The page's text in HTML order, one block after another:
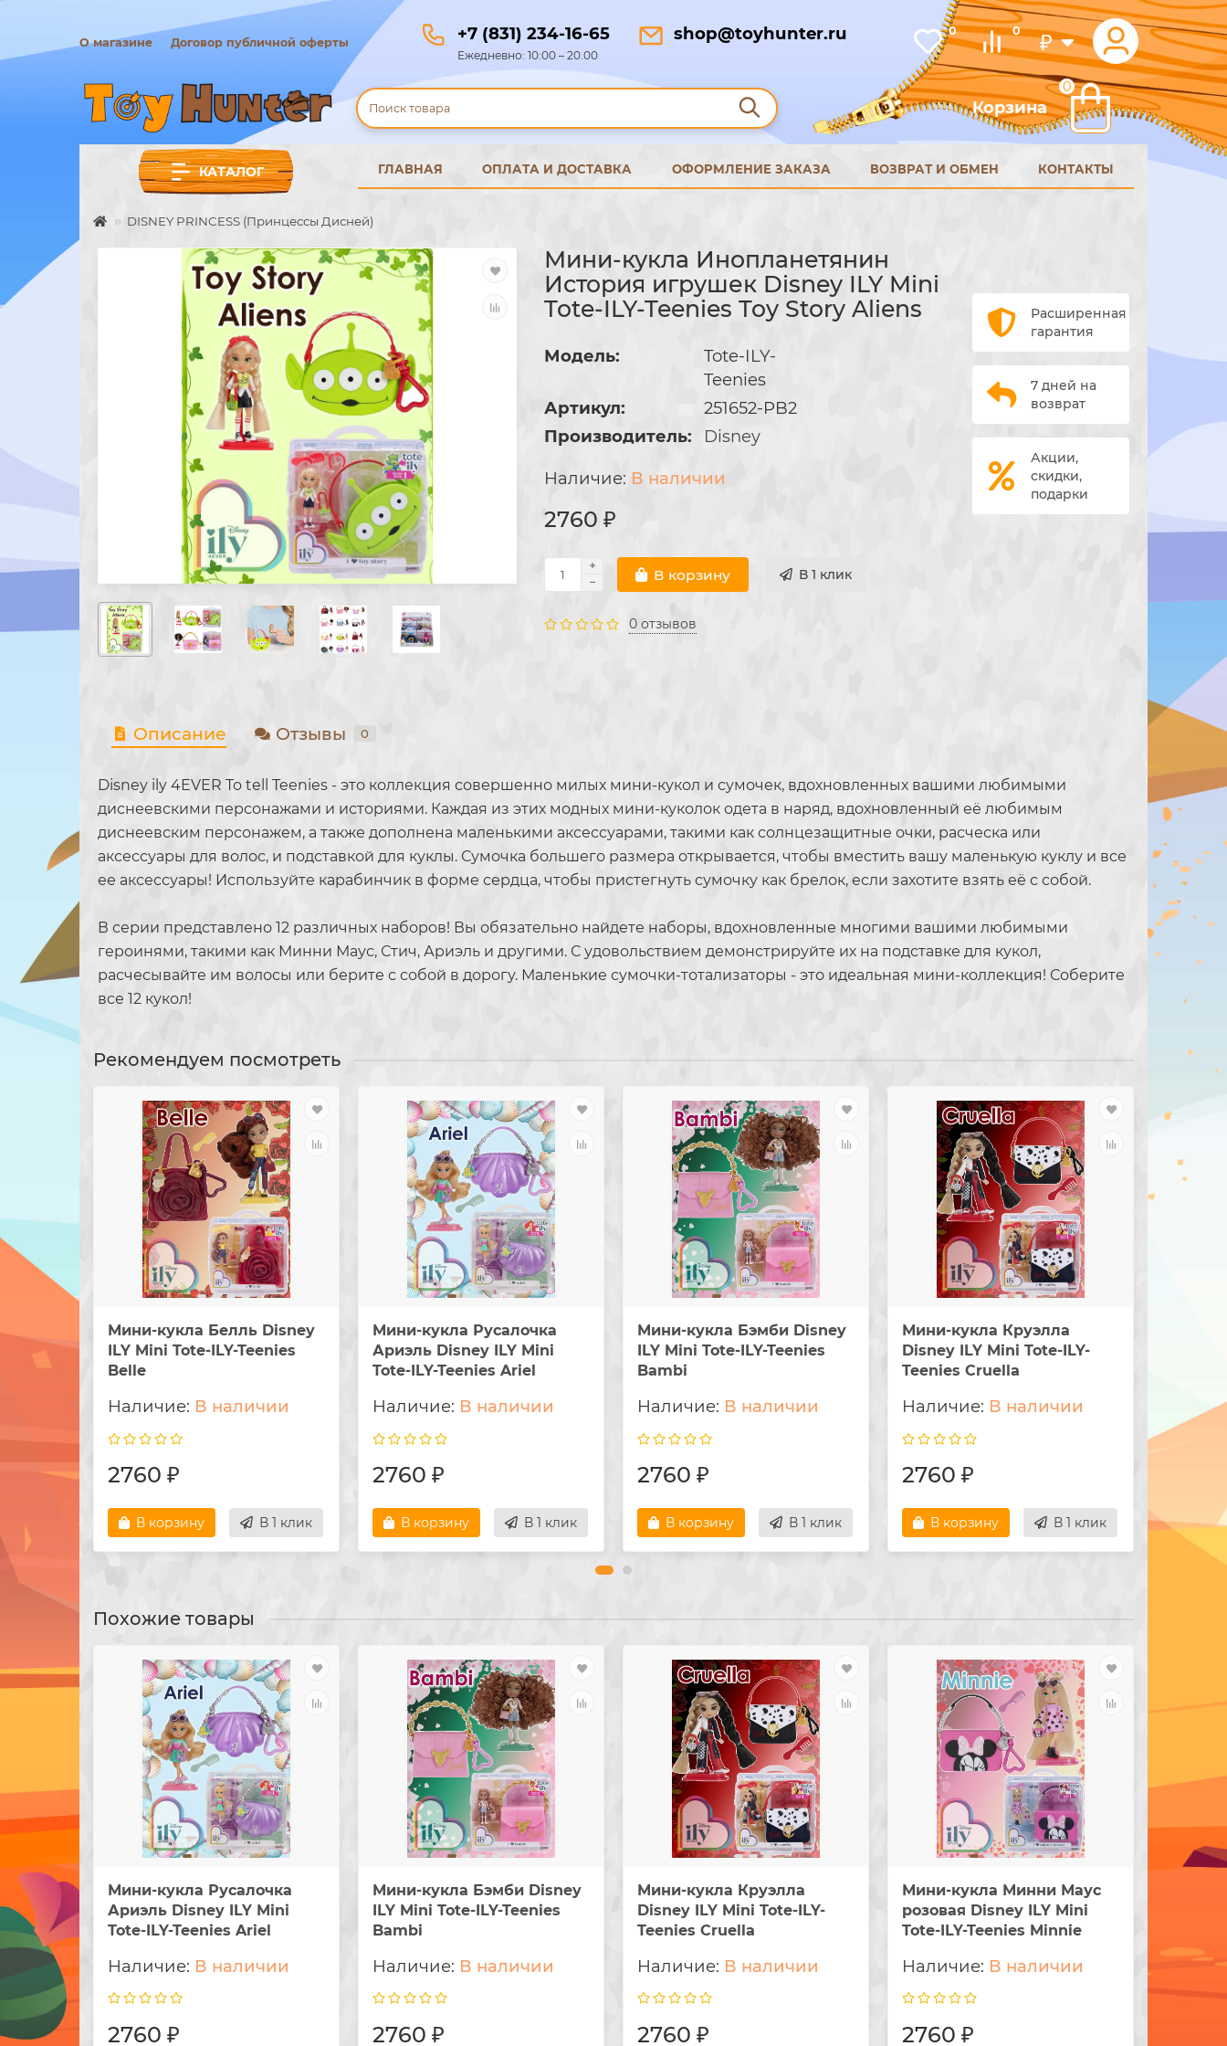
₽
0
0
+7 (831) 234-16-65
Ежедневно: 10:00 – 20.00
shop@toyhunter.ru
О магазине Договор публичной оферты
Корзина
0
КАТАЛОГ ГЛАВНАЯ ОПЛАТА И ДОСТАВКА ОФОРМЛЕНИЕ ЗАКАЗА ВОЗВРАТ И ОБМЕН КОНТАКТЫ
DISNEY PRINCESS (Принцессы Дисней)
Мини-кукла Инопланетянин
История игрушек Disney ILY Mini
Tote-ILY-Teenies Toy Story Aliens
Модель:
Tote-ILY-
Teenies
Артикул:
251652-PB2
Производитель:
Disney
В наличии
2760 ₽
В корзину В 1 клик
0 отзывов
Расширенная
гарантия
7 дней на
возврат
Акции,
скидки,
подарки
Описание Отзывы 0
Disney ily 4EVER To tell Teenies - это коллекция совершенно милых мини-кукол и сумочек, вдохновленных вашими любимыми
диснеевскими персонажами и историями. Каждая из этих модных мини-куколок одета в наряд, вдохновленный её любимым
диснеевским персонажем, а также дополнена маленькими аксессуарами, такими как солнцезащитные очки, расческа или
аксессуары для волос, и подставкой для куклы. Сумочка большего размера открывается, чтобы вместить вашу маленькую куклу и все
ее аксессуары! Используйте карабинчик в форме сердца, чтобы пристегнуть сумочку как брелок, если захотите взять её с собой.
В серии представлено 12 различных наборов! Вы обязательно найдете наборы, вдохновленные многими вашими любимыми
героинями, такими как Минни Маус, Стич, Ариэль и другими. С удовольствием демонстрируйте их на подставке для кукол,
расчесывайте им волосы или берите с собой в дорогу. Маленькие сумочки-тотализаторы - это идеальная мини-коллекция! Соберите
все 12 кукол!
Рекомендуем посмотреть
Мини-кукла Белль Disney
ILY Mini Tote-ILY-Teenies
Belle
В наличии
2760 ₽
В корзину В 1 клик
Мини-кукла Русалочка
Ариэль Disney ILY Mini
Tote-ILY-Teenies Ariel
В наличии
2760 ₽
В корзину В 1 клик
Мини-кукла Бэмби Disney
ILY Mini Tote-ILY-Teenies
Bambi
В наличии
2760 ₽
В корзину В 1 клик
Мини-кукла Круэлла
Disney ILY Mini Tote-ILY-
Teenies Cruella
В наличии
2760 ₽
В корзину В 1 клик В
Похожие товары
Мини-кукла Русалочка
Ариэль Disney ILY Mini
Tote-ILY-Teenies Ariel
В наличии
2760 ₽
Мини-кукла Бэмби Disney
ILY Mini Tote-ILY-Teenies
Bambi
В наличии
2760 ₽
Мини-кукла Круэлла
Disney ILY Mini Tote-ILY-
Teenies Cruella
В наличии
2760 ₽
Мини-кукла Минни Маус
розовая Disney ILY Mini
Tote-ILY-Teenies Minnie
В наличии
2760 ₽